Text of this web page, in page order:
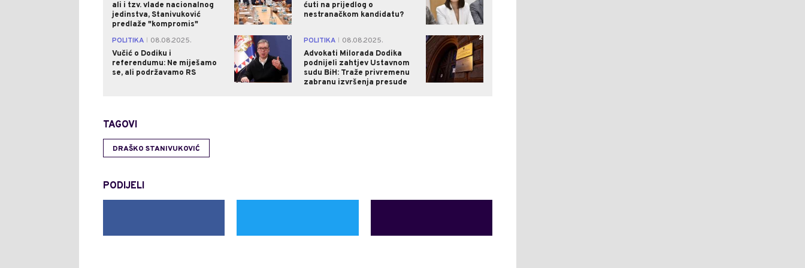
ali i tzv. vlade nacionalnog
jedinstva, Stanivuković
predlaže "kompromis"
ćuti na prijedlog o
nestranačkom kandidatu?
POLITIKA
08.08.2025.
Vučić o Dodiku i
referendumu: Ne miješamo
se, ali podržavamo RS
0 POLITIKA
08.08.2025.
Advokati Milorada Dodika
podnijeli zahtjev Ustavnom
sudu BiH: Traže privremenu
zabranu izvršenja presude
2
TAGOVI
DRAŠKO STANIVUKOVIĆ
PODIJELI